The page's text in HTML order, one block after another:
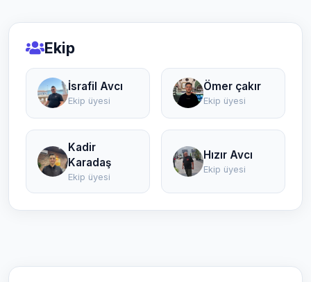
Ekip
İsrafil Avcı
Ekip üyesi
Ömer çakır
Ekip üyesi
Kadir
Karadaş
Ekip üyesi
Hızır Avcı
Ekip üyesi